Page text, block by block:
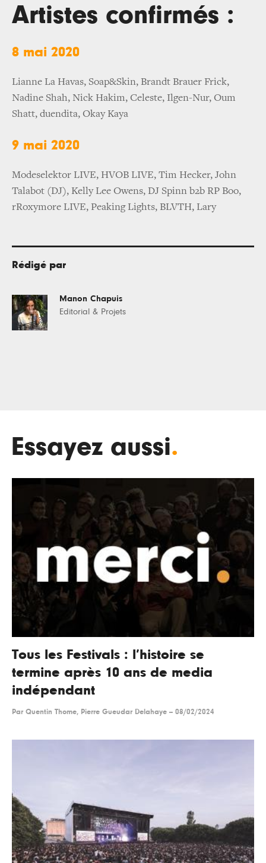
Artistes confirmés :
8 mai 2020
Lianne La Havas, Soap&Skin, Brandt Brauer Frick,
Nadine Shah, Nick Hakim, Celeste, Ilgen-Nur, Oum
Shatt, duendita, Okay Kaya
9 mai 2020
Modeselektor LIVE, HVOB LIVE, Tim Hecker, John
Talabot (DJ), Kelly Lee Owens, DJ Spinn b2b RP Boo,
rRoxymore LIVE, Peaking Lights, BLVTH, Lary
Rédigé par
Manon Chapuis
Editorial & Projets
Essayez aussi.
Tous les Festivals : l’histoire se
termine après 10 ans de media
indépendant
Par Quentin Thome, Pierre Gueudar Delahaye -- 08/02/2024